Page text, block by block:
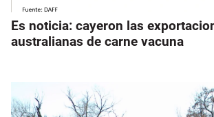
Es noticia: cayeron las
australianas de carne vacuna